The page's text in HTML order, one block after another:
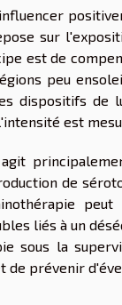
sur
est de
peu
dispositifs de
est
de
liés à un
sous la
de prévenir